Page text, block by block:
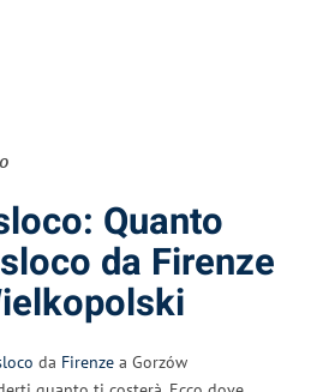
Quanto
da Firenze
da Firenze a Gorzów